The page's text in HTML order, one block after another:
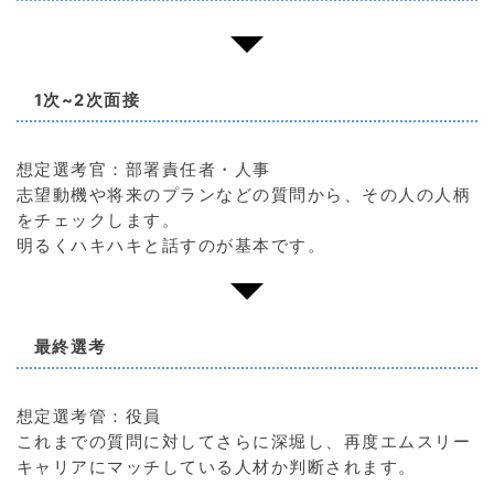
1次~2次面接
想定選考官：部署責任者・人事
志望動機や将来のプランなどの質問から、その人の人柄
をチェックします。
明るくハキハキと話すのが基本です。
最終選考
想定選考管：役員
これまでの質問に対してさらに深堀し、再度エムスリー
キャリアにマッチしている人材か判断されます。